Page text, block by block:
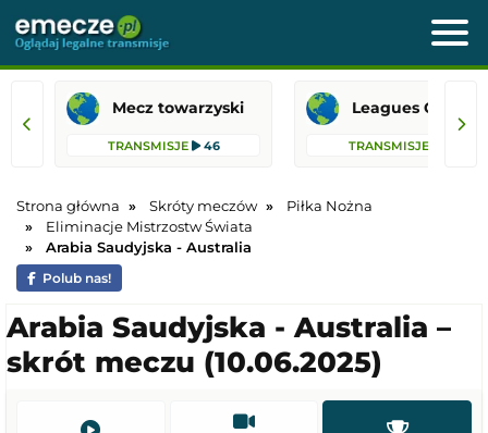
Mecz towarzyski
TRANSMISJE 46 TRANSMISJE
Strona główna Skróty meczów
Piłka Nożna
Eliminacje Mistrzostw Świata
Arabia Saudyjska - Australia
Polub nas!
Arabia Saudyjska - Australia –
skrót meczu (10.06.2025)